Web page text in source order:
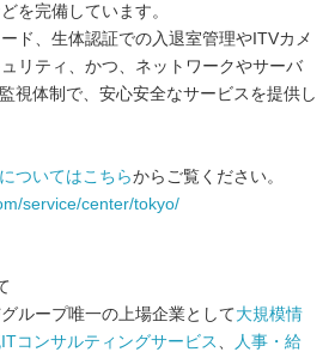
を完備しています。
ド、生体認証での入退室管理やITVカメ
リティ、かつ、ネットワークやサーバ
視体制で、安心安全なサービスを提供し
ついてはこちらからご覧ください。
service/center/tokyo/
ループ唯一の上場企業として大規模情
コンサルティングサービス
人事・給